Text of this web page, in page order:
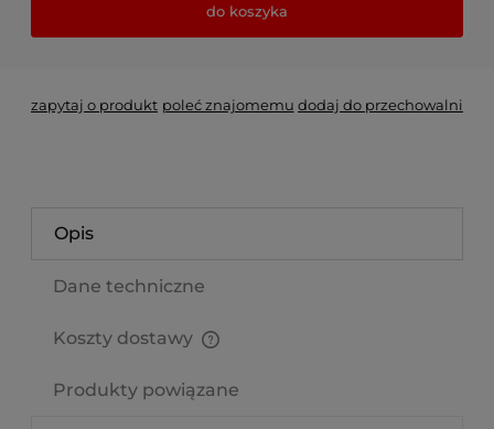
do koszyka
zapytaj o produkt poleć znajomemu dodaj do przechowalni
Opis
Dane techniczne
Koszty dostawy
Produkty powiązane